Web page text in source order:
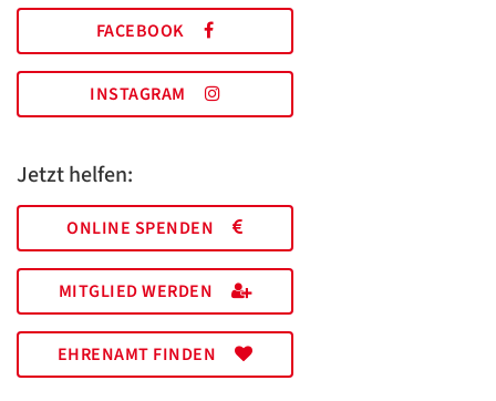
FACEBOOK
INSTAGRAM
Jetzt helfen:
ONLINE SPENDEN
MITGLIED WERDEN
EHRENAMT FINDEN